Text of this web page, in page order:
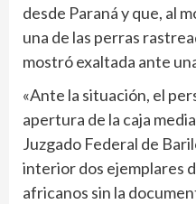
desde Paraná y que, al
una de las perras
mostró exaltada ante
«Ante la situación, el
apertura de la caja
Juzgado Federal de
interior dos ejemplares
africanos sin la